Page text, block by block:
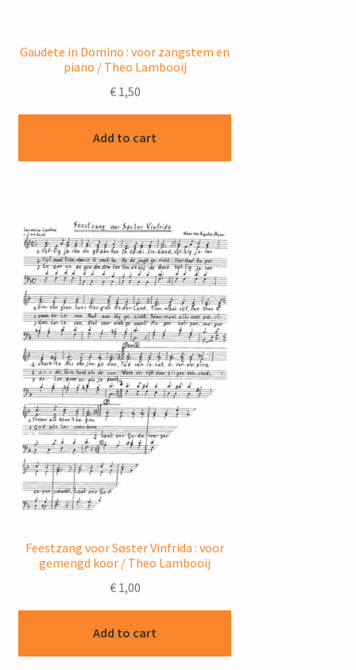
Gaudete in Domino : voor zangstem en
piano / Theo Lambooij
€1,50
Add to cart
Feestzang voor Søster Vinfrida : voor
gemengd koor / Theo Lambooij
€1,00
Add to cart